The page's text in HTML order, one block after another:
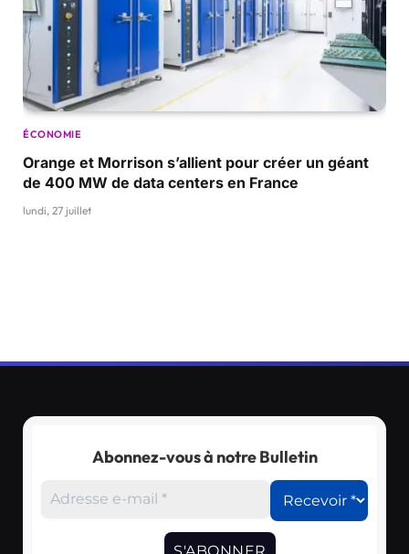
ÉCONOMIE
Orange et Morrison s’allient pour créer un géant
de 400 MW de data centers en France
lundi, 27 juillet
Abonnez-vous à notre Bulletin